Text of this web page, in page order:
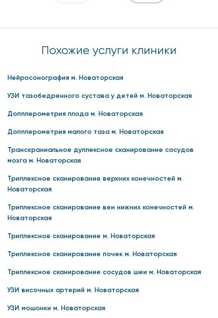
Похожие услуги клиники
Нейросонография м. Новаторская
УЗИ тазобедренного сустава у детей м. Новаторская
Допплерометрия плода м. Новаторская
Допплерометрия малого таза м. Новаторская
Транскраниальное дуплексное сканирование сосудов
мозга м. Новаторская
Триплексное сканирование верхних конечностей м.
Новаторская
Триплексное сканирование вен нижних конечностей м.
Новаторская
Триплексное сканирование м. Новаторская
Триплексное сканирование почек м. Новаторская
Триплексное сканирование сосудов шеи м. Новаторская
УЗИ височных артерий м. Новаторская
УЗИ мошонки м. Новаторская